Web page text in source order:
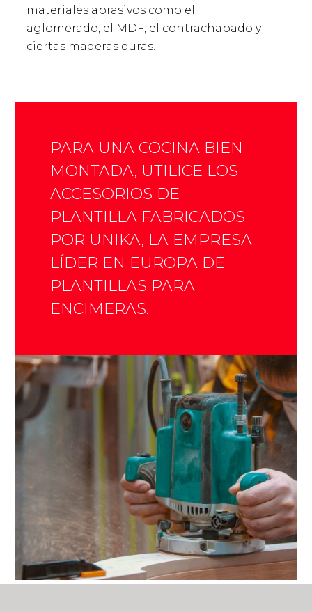
materiales abrasivos como el
aglomerado, el MDF, el contrachapado y
ciertas maderas duras.
PARA UNA COCINA BIEN
MONTADA, UTILICE LOS
ACCESORIOS DE
PLANTILLA FABRICADOS
POR UNIKA, LA EMPRESA
LÍDER EN EUROPA DE
PLANTILLAS PARA
ENCIMERAS.